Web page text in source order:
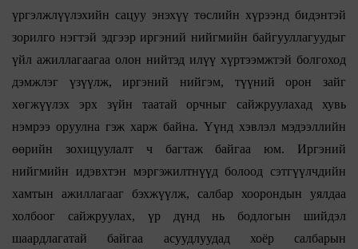
үргэлжлүүлэхийн сацуу энэхүү төслийн хүрээнд бидэнтэй
зорилго нэгтэй эдгээр иргэний нийгмийн байгууллагуудыг
үйл ажиллагаагаа олон нийтэд илүү хүртээмжтэй болгоход
дэмжлэг үзүүлж, иргэний нийгэм, түүний орон зайг
хөгжүүлэх эрх зүйн таатай орчныг сайжруулахад хувь
нэмрээ оруулна гэж харж байна. Үүнд хэвлэл мэдээллийн
өөрийн зохицуулалт ч багтаж байгаа юм. Иргэний
нийгмийн идэвхтэн мэргэжилтнүүд болоод сэтгүүлчдийн
хамтын ажиллагааг бэхжүүлж, салбар хоорондын уялдаа
холбоог сайжруулах, үр дүнд нь бодлогын шийдэл
шаардлагатай байгаа асуудлуудад хоёр салбарын